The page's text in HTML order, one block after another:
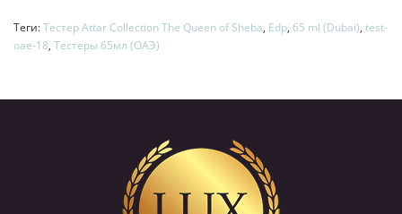
Теги:Тестер Attar Collection The Queen of Sheba, Edp, 65 ml (Dubai), test-
oae-18, Тестеры 65мл (ОАЭ)